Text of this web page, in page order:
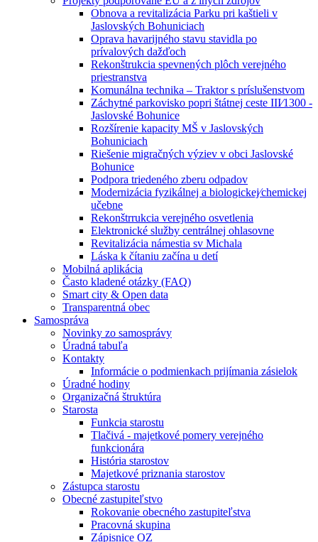
Obnova a revitalizácia Parku pri kaštieli v
Jaslovských Bohuniciach
Oprava havarijného stavu stavidla po
prívalových dažďoch
Rekonštrukcia spevnených plôch verejného
priestranstva
Komunálna technika – Traktor s príslušenstvom
Záchytné parkovisko popri štátnej ceste III⁄1300 -
Jaslovské Bohunice
Rozšírenie kapacity MŠ v Jaslovských
Bohuniciach
Riešenie migračných výziev v obci Jaslovské
Bohunice
Podpora triedeného zberu odpadov
Modernizácia fyzikálnej a biologickej⁄chemickej
učebne
Rekonštrrukcia verejného osvetlenia
Elektronické služby centrálnej ohlasovne
Revitalizácia námestia sv Michala
Láska k čítaniu začína u detí
Mobilná aplikácia
Často kladené otázky (FAQ)
Smart city & Open data
Transparentná obec
Samospráva
Novinky zo samosprávy
Úradná tabuľa
Kontakty
Informácie o podmienkach prijímania zásielok
Úradné hodiny
Organizačná štruktúra
Starosta
Funkcia starostu
Tlačivá - majetkové pomery verejného
funkcionára
História starostov
Majetkové priznania starostov
Zástupca starostu
Obecné zastupiteľstvo
Rokovanie obecného zastupiteľstva
Pracovná skupina
Zápisnice OZ